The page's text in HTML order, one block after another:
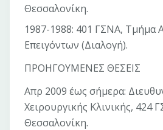
Θεσσαλονίκη.
1987-1988: 401 ΓΣΝΑ, Τμήμα
Επειγόντων (Διαλογή).
ΠΡΟΗΓΟΥΜΕΝΕΣ ΘΕΣΕΙΣ
Απρ 2009 έως σήμερα:
Χειρουργικής Κλινικής, 424
Θεσσαλονίκη.